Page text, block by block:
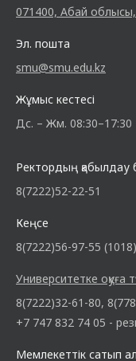
071400, Абай облысы,
Эл. пошта
smu@smu.edu.kz
Жұмыс кестесі
Дс. – Жм. 08:30–17:30
Ректордың қабылдау
8(7222)52-22-51
Кеңсе
8(7222)56-97-55
Университетке оқуға
8(7222)32-61-80,
+7 747 832 74 05 -
Мемлекеттік сатып